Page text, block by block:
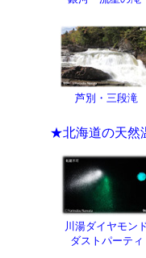
芦別・三段滝
★北海道の天然
川湯ダイヤモン
ダストパーティ